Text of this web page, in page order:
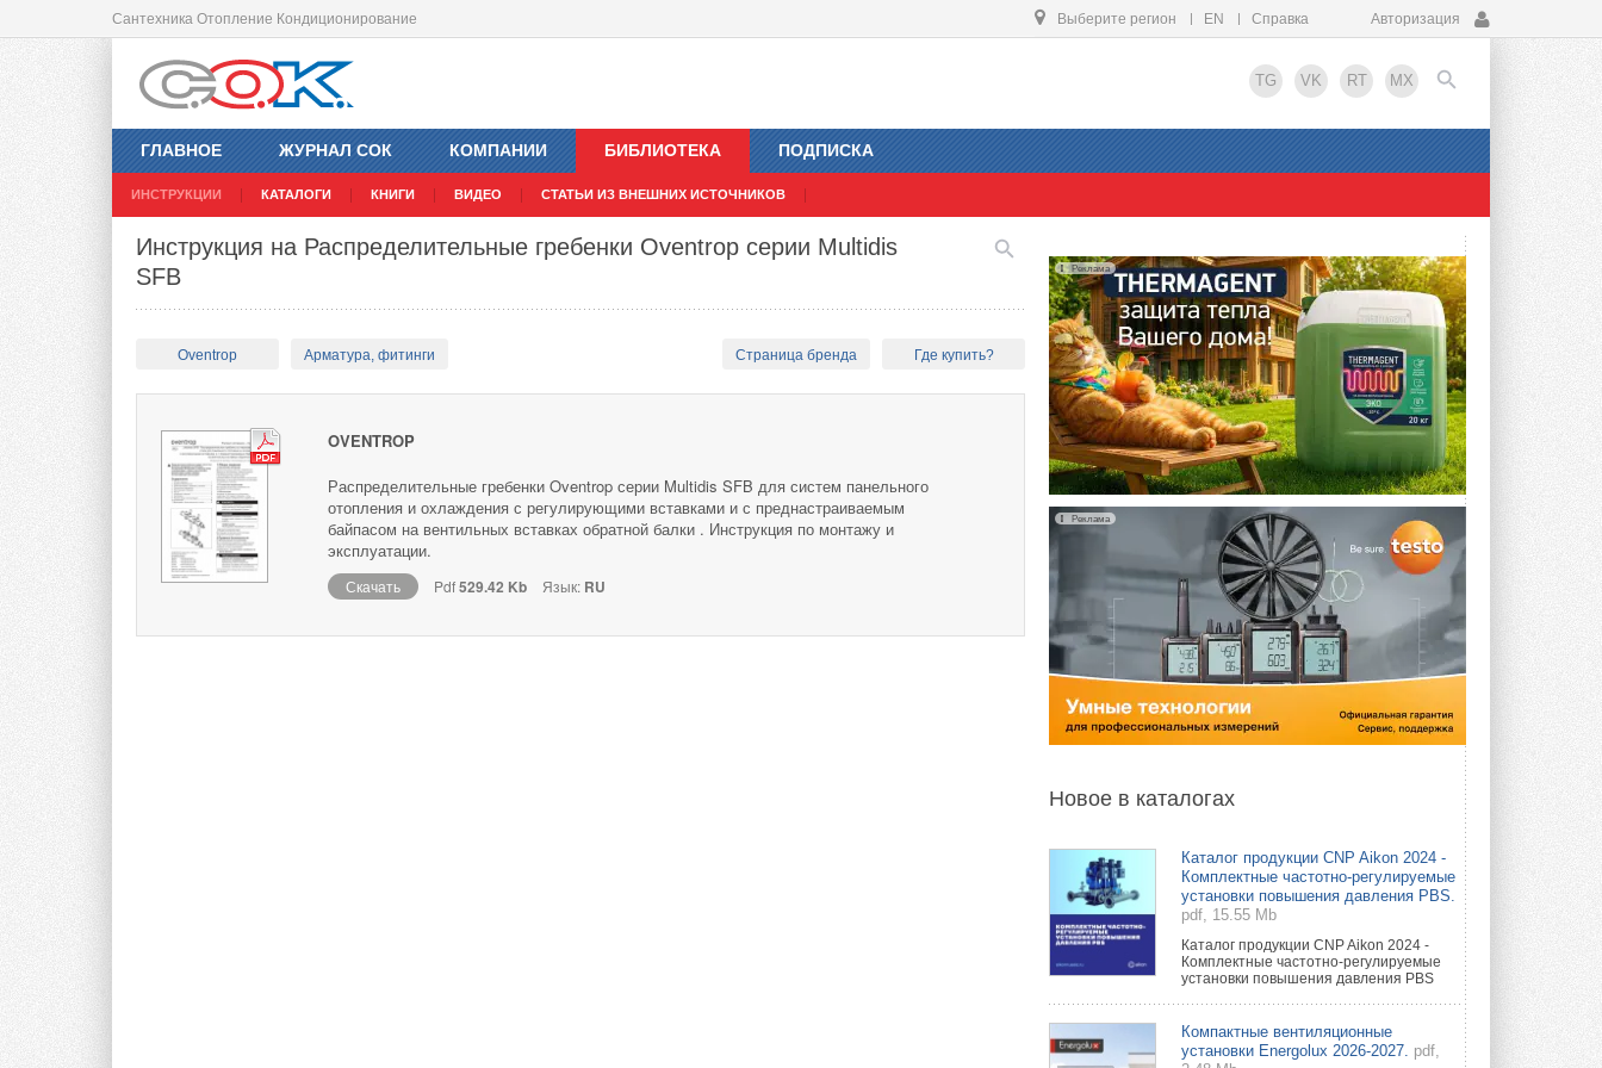
Сантехника Отопление Кондиционирование Выберите регион EN Справка Авторизация
TG VK RT MX
ГЛАВНОЕ ЖУРНАЛ СОК КОМПАНИИ БИБЛИОТЕКА
ИНСТРУКЦИИ КАТАЛОГИ КНИГИ ВИДЕО СТАТЬИ ИЗ ВНЕШНИХ ИСТОЧНИКОВ
ПОДПИСКА
EN
Инструкция на Распределительные гребенки Oventrop серии Multidis
SFB
Oventrop Арматура, фитинги Страница бренда Где купить?
OVENTROP
Распределительные гребенки Oventrop серии Multidis SFB для систем панельного
отопления и охлаждения с регулирующими вставками и с преднастраиваемым
байпасом на вентильных вставках обратной балки . Инструкция по монтажу и
эксплуатации.
Скачать Pdf529.42 Kb Язык: RU
Реклама
Реклама
Новое в каталогах
Каталог продукции CNP Aikon 2024 -
Комплектные частотно-регулируемые
установки повышения давления PBS.
pdf, 15.55 Mb
Каталог продукции CNP Aikon 2024 -
Комплектные частотно-регулируемые
установки повышения давления PBS
Компактные вентиляционные
установки Energolux 2026-2027. pdf,